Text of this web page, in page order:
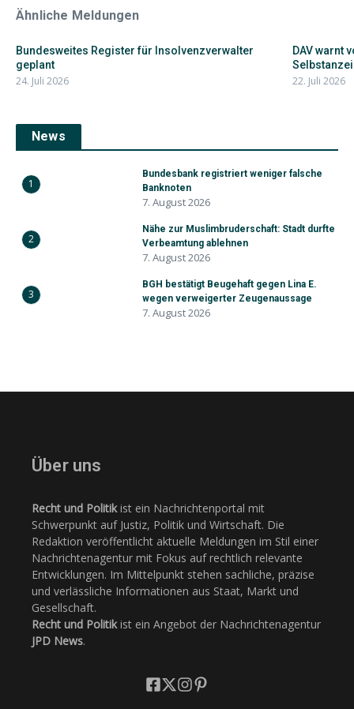
Ähnliche Meldungen
Bundesweites Register für Insolvenzverwalter
geplant
24. Juli 2026
DAV warnt
22. Juli 2026
News
1
Bundesbank registriert weniger falsche
Banknoten
7. August 2026
2
Nähe zur Muslimbruderschaft: Stadt durfte
Verbeamtung ablehnen
7. August 2026
3
BGH bestätigt Beugehaft gegen Lina E.
wegen verweigerter Zeugenaussage
7. August 2026
Über uns
Recht und Politikist ein Nachrichtenportal mit
Schwerpunkt auf Justiz, Politik und Wirtschaft. Die
Redaktion veröffentlicht aktuelle Meldungen im Stil einer
Nachrichtenagentur mit Fokus auf rechtlich relevante
Entwicklungen. Im Mittelpunkt stehen sachliche, präzise
und verlässliche Informationen aus Staat, Markt und
Gesellschaft.
Recht und Politikist ein Angebot der Nachrichtenagentur
JPD News.